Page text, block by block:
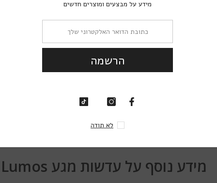
שלנו כוללת מבחר דגמי עדשות, העונים להעדפות וסגנונות שונים. בין אם
מדהימים לעדשות מגע, קופונים שווים ובלעדיים להזמנה הבאה, כרטיסי
הראשונה כאשר יתגלו לך כל הפריטים המדהימים בקופסה ואז שוב
. כל מה שנותר הוא להזמין
עולם של צבעים עוצרי נשימה.
מידע נוסף על עדשות מגע Lumos